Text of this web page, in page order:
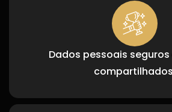
Dados pessoais